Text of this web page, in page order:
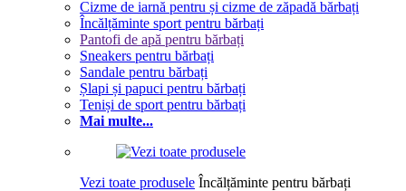
Cizme de iarnă pentru și cizme de zăpadă bărbați
Încălțăminte sport pentru bărbați
Pantofi de apă pentru bărbați
Sneakers pentru bărbați
Sandale pentru bărbați
Șlapi și papuci pentru bărbați
Teniși de sport pentru bărbați
Mai multe...
Vezi toate produsele Încălțăminte pentru bărbați